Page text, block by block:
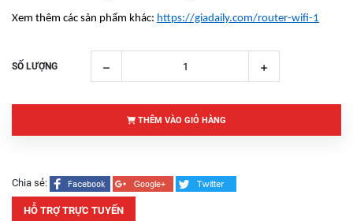
Xem thêm các sản phẩm khác: https://giadaily.com/router-wifi-1
SỐ LƯỢNG
THÊM VÀO GIỎ HÀNG
Chia sẻ:
HỖ TRỢ TRỰC TUYẾN